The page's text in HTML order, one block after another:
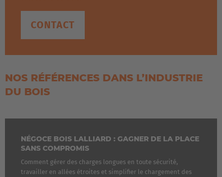
CONTACT
NOS RÉFÉRENCES DANS L’INDUSTRIE
DU BOIS
NÉGOCE BOIS LALLIARD : GAGNER DE LA PLACE
SANS COMPROMIS
Comment gérer des charges longues en toute sécurité,
travailler en allées étroites et simplifier le chargement des